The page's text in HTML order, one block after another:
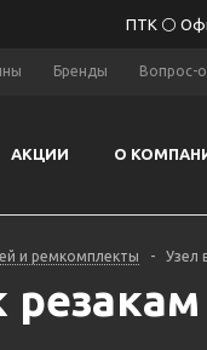
ПТК ⚪
Бренды Вопрос-
АКЦИИ О
и ремкомплекты - Узел